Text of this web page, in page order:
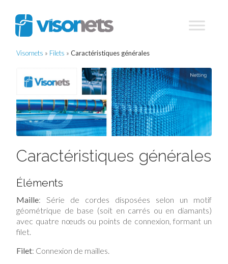
Visornets » Filets » Caractéristiques générales
Caractéristiques générales
Éléments
Maille: Série de cordes disposées selon un motif
géométrique de base (soit en carrés ou en diamants)
avec quatre nœuds ou points de connexion, formant un
filet.
Filet: Connexion de mailles.